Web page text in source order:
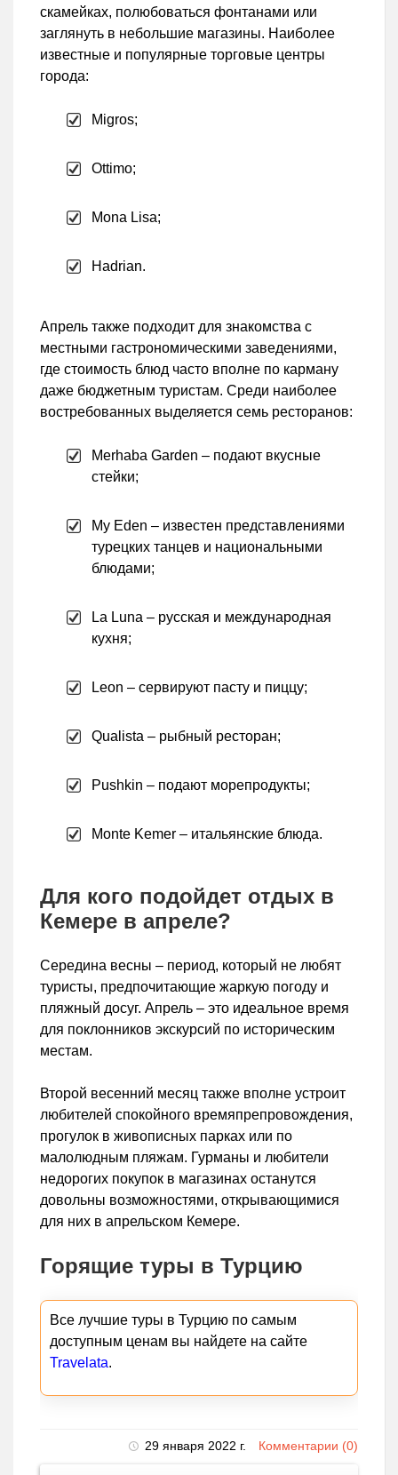
скамейках, полюбоваться фонтанами или
заглянуть в небольшие магазины. Наиболее
известные и популярные торговые центры
города:
Migros;
Ottimo;
Mona Lisa;
Hadrian.
Апрель также подходит для знакомства с
местными гастрономическими заведениями,
где стоимость блюд часто вполне по карману
даже бюджетным туристам. Среди наиболее
востребованных выделяется семь ресторанов:
Merhaba Garden – подают вкусные
стейки;
My Eden – известен представлениями
турецких танцев и национальными
блюдами;
La Luna – русская и международная
кухня;
Leon – сервируют пасту и пиццу;
Qualista – рыбный ресторан;
Pushkin – подают морепродукты;
Monte Kemer – итальянские блюда.
Для кого подойдет отдых в
Кемере в апреле?
Середина весны – период, который не любят
туристы, предпочитающие жаркую погоду и
пляжный досуг. Апрель – это идеальное время
для поклонников экскурсий по историческим
местам.
Второй весенний месяц также вполне устроит
любителей спокойного времяпрепровождения,
прогулок в живописных парках или по
малолюдным пляжам. Гурманы и любители
недорогих покупок в магазинах останутся
довольны возможностями, открывающимися
для них в апрельском Кемере.
Горящие туры в Турцию
Все лучшие туры в Турцию по самым
доступным ценам вы найдете на сайте
Travelata.
29 января 2022 г. Комментарии (0)